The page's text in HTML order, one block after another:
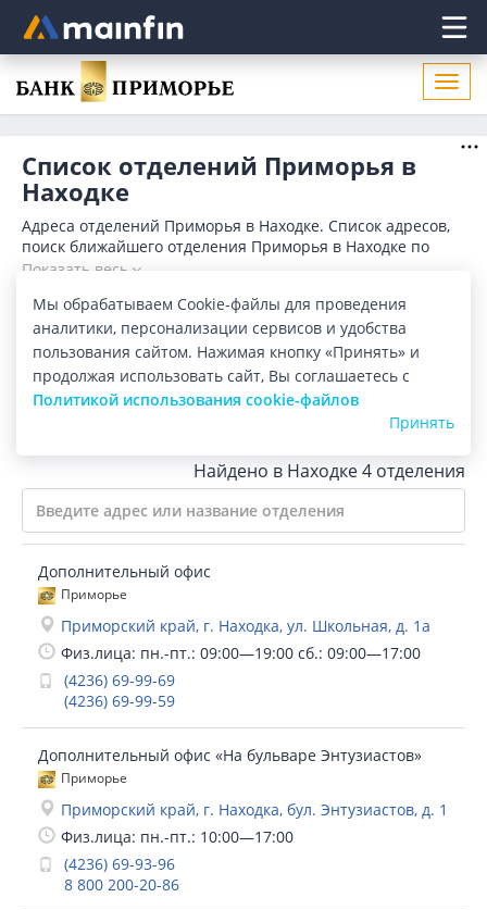
Главное меню
Список отделений Приморья в
Находке
Адреса отделений Приморья в Находке. Список адресов,
поиск ближайшего отделения Приморья в Находке по
адресу, названию. Часы работы, телефоны, контактные
Показать весь
Отделения
Банкоматы
Все банки Карта Список
Найдено в Находке4 отделения
Дополнительный офис
Приморье
Приморский край, г. Находка, ул. Школьная, д. 1а
Физ.лица: пн.-пт.: 09:00—19:00 сб.: 09:00—17:00
(4236) 69-99-69
(4236) 69-99-59
Дополнительный офис «На бульваре Энтузиастов»
Приморье
Приморский край, г. Находка, бул. Энтузиастов, д. 1
Физ.лица: пн.-пт.: 10:00—17:00
(4236) 69-93-96
8 800 200-20-86
Мы обрабатываем Cookie-файлы для проведения
аналитики, персонализации сервисов и удобства
пользования сайтом. Нажимая кнопку «Принять» и
продолжая использовать сайт, Вы соглашаетесь с
Политикой использования cookie-файлов
Принять